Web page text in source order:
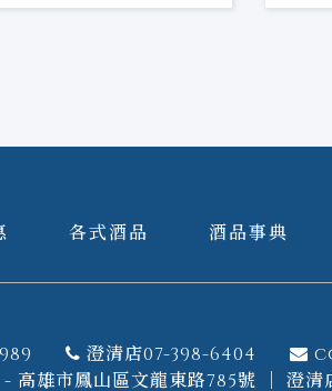
各式酒品 酒品事典
澄清店07-398-6404
高雄市鳳山區文龍東路785號 ｜ 澄清